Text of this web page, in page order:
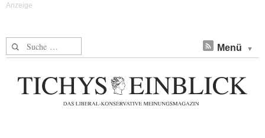
Suche nach: Menü